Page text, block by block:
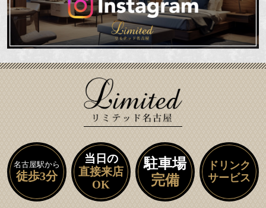
名古屋駅から
徒歩3分
当日の
直接来店
OK
駐車場
完備
ドリンク
サービス